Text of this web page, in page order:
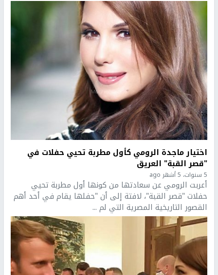
اختيار ماجدة الرومي كأول مطربة تحيي حفلات في
"قصر القبة" العريق
5 سنوات، 5 أشهر ago
أعربت الرومي عن سعادتها من كونها أول مطربة تحيي
حفلات "قصر القبة"، لافتة إلى أن "حفلها يقام في أحد أهم
القصور التاريخية المصرية التي لم ...